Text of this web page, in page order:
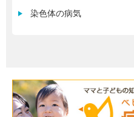
染色体の病気